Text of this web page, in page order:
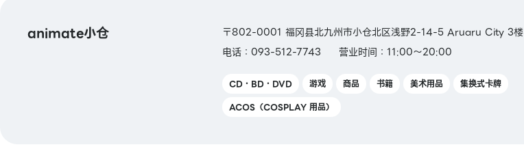
animate小仓
〒802-0001 福冈县北九州市小仓北区浅野2-14-5 Aruaru City 3楼
电话：093-512-7743
营业时间：11:00～20:00
CD・BD・DVD 游戏 商品 书籍 美术用品
集换式卡牌
ACOS（COSPLAY 用品）